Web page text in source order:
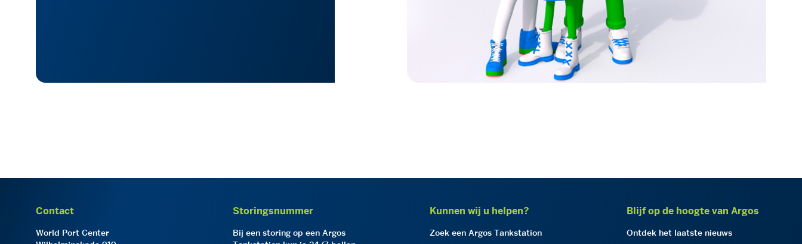
Contact
World Port Center
Storingsnummer
Bij een storing op een Argos
Kunnen wij u helpen?
Zoek een Argos Tankstation
Blijf op de hoogte van Argos
Ontdek het laatste nieuws